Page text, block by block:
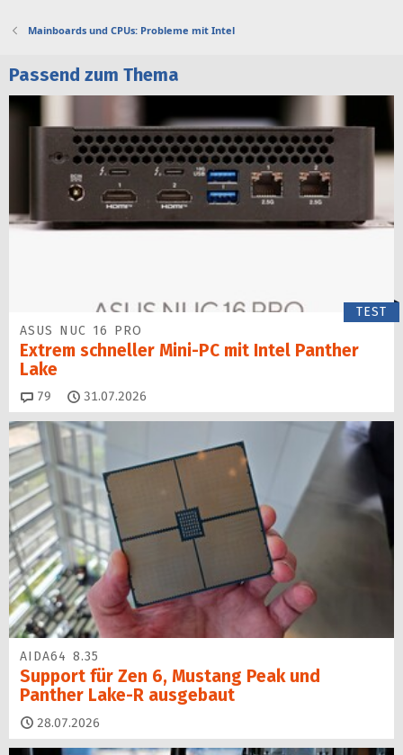
Mainboards und CPUs: Probleme mit Intel
Passend zum Thema
TEST
ASUS NUC 16 PRO
Extrem schneller Mini-PC mit Intel Panther
Lake
79 Kommentare
31.07.2026
AIDA64 8.35
Support für Zen 6, Mustang Peak und
Panther Lake-R ausgebaut
28.07.2026